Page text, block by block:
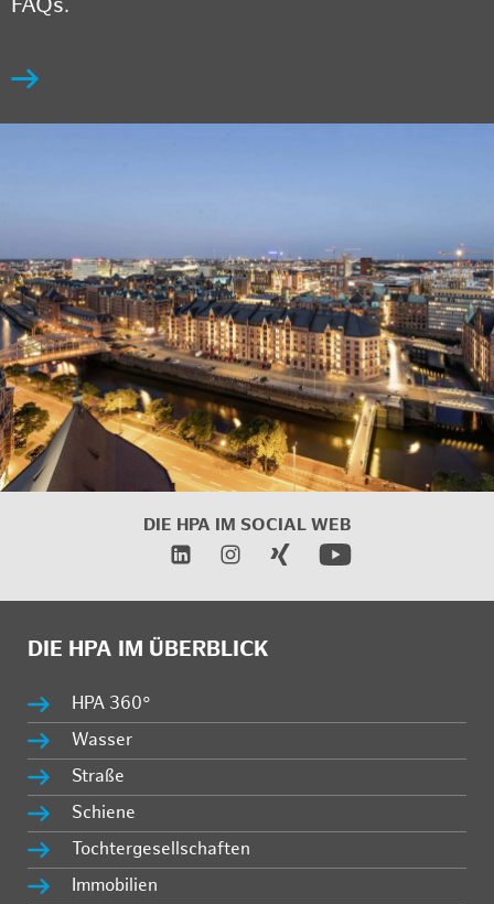
FAQs.
DIE HPA IM SOCIAL WEB
DIE HPA IM ÜBERBLICK
HPA 360°
Wasser
Straße
Schiene
Tochtergesellschaften
Immobilien